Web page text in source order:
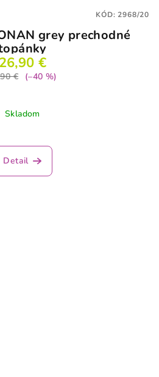
grey prechodné
26,90 €
€
(–40 %)
Skladom
Detail
KÓD:2968/20